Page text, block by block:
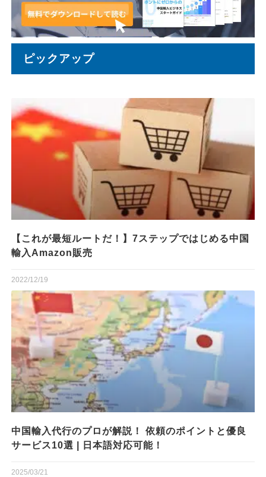
ピックアップ
【これが最短ルートだ！】7ステップではじめる中国
輸入Amazon販売
2022/12/19
中国輸入代行のプロが解説！ 依頼のポイントと優良
サービス10選 | 日本語対応可能！
2025/03/21